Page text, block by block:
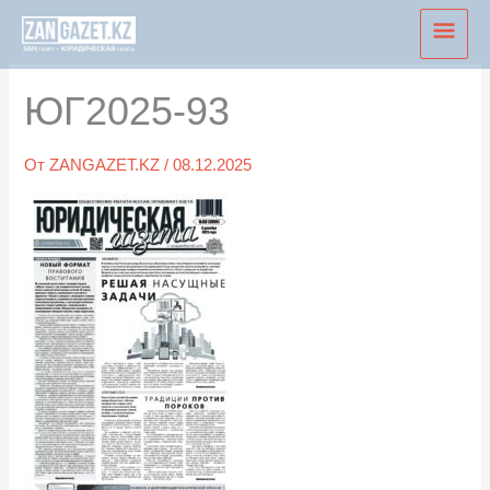
Перейти
содержимому
ЮГ2025-93
ОтZANGAZET.KZ/08.12.2025